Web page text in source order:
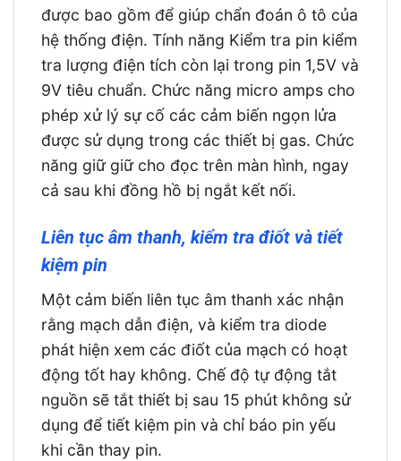
được bao gồm để giúp chẩn đoán ô tô của
hệ thống điện. Tính năng Kiểm tra pin kiểm
tra lượng điện tích còn lại trong pin 1,5V và
9V tiêu chuẩn. Chức năng micro amps cho
phép xử lý sự cố các cảm biến ngọn lửa
được sử dụng trong các thiết bị gas. Chức
năng giữ giữ cho đọc trên màn hình, ngay
cả sau khi đồng hồ bị ngắt kết nối.
Liên tục âm thanh, kiểm tra điốt và tiết
kiệm pin
Một cảm biến liên tục âm thanh xác nhận
rằng mạch dẫn điện, và kiểm tra diode
phát hiện xem các điốt của mạch có hoạt
động tốt hay không. Chế độ tự động tắt
nguồn sẽ tắt thiết bị sau 15 phút không sử
dụng để tiết kiệm pin và chỉ báo pin yếu
khi cần thay pin.